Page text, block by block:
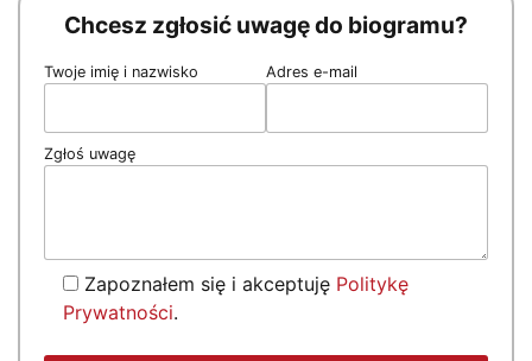
Chcesz zgłosić uwagę do biogramu?
Twoje imię i nazwisko Adres e-mail
Zgłoś uwagę
Zapoznałem się i akceptuję Politykę
Prywatności.